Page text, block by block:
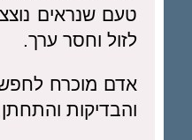
טעם שנראים
לזול וחסר ערך.
אדם מוכרח
והבדיקות